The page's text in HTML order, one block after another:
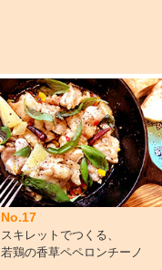
No.17
スキレットでつくる、
若鶏の香草ペペロンチーノ